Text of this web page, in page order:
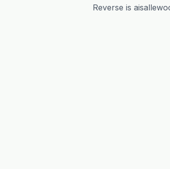
Reverse is